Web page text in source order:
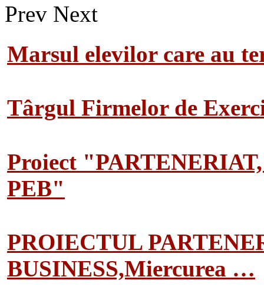
Prev Next
Marsul elevilor care au
Târgul Firmelor de
Proiect
PEB"
PROIECTUL
BUSINESS,Miercurea …